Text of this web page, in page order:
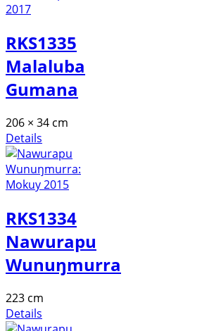
RKS1335
Malaluba
Gumana
206 × 34 cm
Details
RKS1334
Nawurapu
Wunuŋmurra
223 cm
Details